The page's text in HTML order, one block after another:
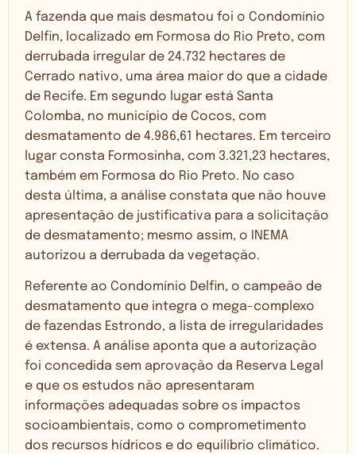
A fazenda que mais desmatou foi o Condomínio
Delfin, localizado em Formosa do Rio Preto, com
derrubada irregular de 24.732 hectares de
Cerrado nativo, uma área maior do que a cidade
de Recife. Em segundo lugar está Santa
Colomba, no município de Cocos, com
desmatamento de 4.986,61 hectares. Em terceiro
lugar consta Formosinha, com 3.321,23 hectares,
também em Formosa do Rio Preto. No caso
desta última, a análise constata que não houve
apresentação de justificativa para a solicitação
de desmatamento; mesmo assim, o INEMA
autorizou a derrubada da vegetação.
Referente ao Condomínio Delfin, o campeão de
desmatamento que integra o mega-complexo
de fazendas Estrondo, a lista de irregularidades
é extensa. A análise aponta que a autorização
foi concedida sem aprovação da Reserva Legal
e que os estudos não apresentaram
informações adequadas sobre os impactos
socioambientais, como o comprometimento
dos recursos hídricos e do equilíbrio climático.